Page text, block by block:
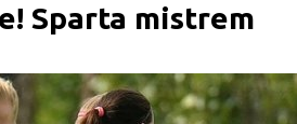
Sparta mistrem